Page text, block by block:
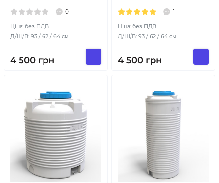
0
Ціна: без ПДВ
Д/Ш/В: 93 / 62 / 64 см
4 500 грн
1
Ціна: без ПДВ
Д/Ш/В: 93 / 62 / 64 см
4 500 грн